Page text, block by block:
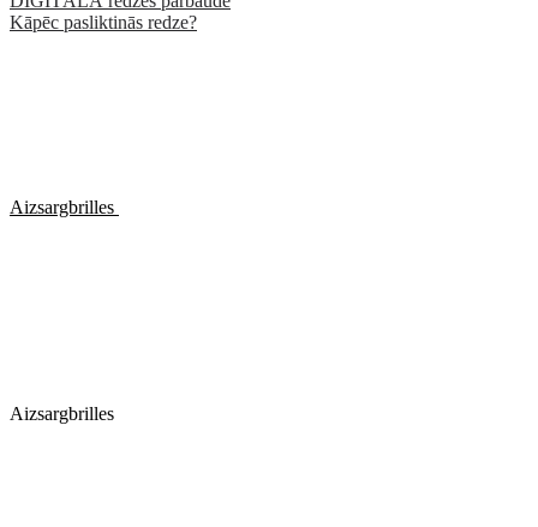
Kāpēc pasliktinās redze?
Aizsargbrilles
Aizsargbrilles